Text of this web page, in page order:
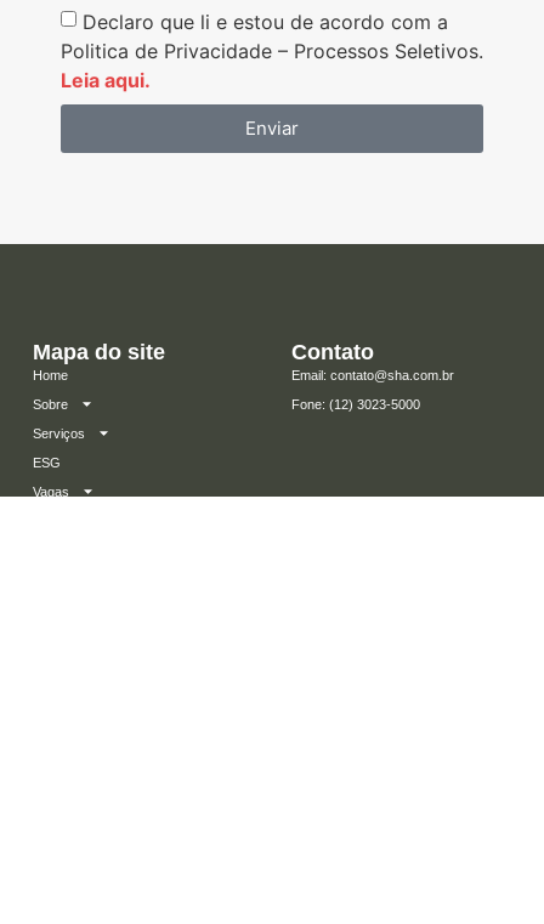
Declaro que li e estou de acordo com a
Politica de Privacidade – Processos Seletivos.
Leia aqui.
Enviar
Mapa do site
Home
Sobre
Serviços
ESG
Vagas
Contato
Email: contato@sha.com.br
​Fone: (12) 3023-5000